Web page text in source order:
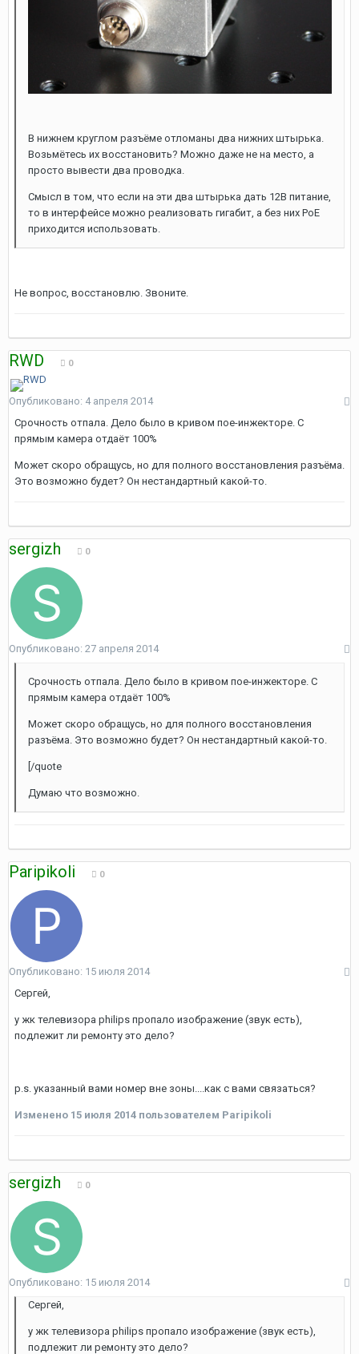
В нижнем круглом разъёме отломаны два нижних штырька.
Возьмётесь их восстановить? Можно даже не на место, а
просто вывести два проводка.
Смысл в том, что если на эти два штырька дать 12В питание,
то в интерфейсе можно реализовать гигабит, а без них PoE
приходится использовать.
Не вопрос, восстановлю. Звоните.
RWD 0
Опубликовано: 4 апреля 2014
Срочность отпала. Дело было в кривом пое-инжекторе. С
прямым камера отдаёт 100%
Может скоро обращусь, но для полного восстановления разъёма.
Это возможно будет? Он нестандартный какой-то.
sergizh 0
Опубликовано: 27 апреля 2014
Срочность отпала. Дело было в кривом пое-инжекторе. С
прямым камера отдаёт 100%
Может скоро обращусь, но для полного восстановления
разъёма. Это возможно будет? Он нестандартный какой-то.
[/quote
Думаю что возможно.
Paripikoli 0
Опубликовано: 15 июля 2014
Сергей,
у жк телевизора philips пропало изображение (звук есть),
подлежит ли ремонту это дело?
p.s. указанный вами номер вне зоны....как с вами связаться?
Изменено 15 июля 2014 пользователем Paripikoli
sergizh 0
Опубликовано: 15 июля 2014
Сергей,
у жк телевизора philips пропало изображение (звук есть),
подлежит ли ремонту это дело?